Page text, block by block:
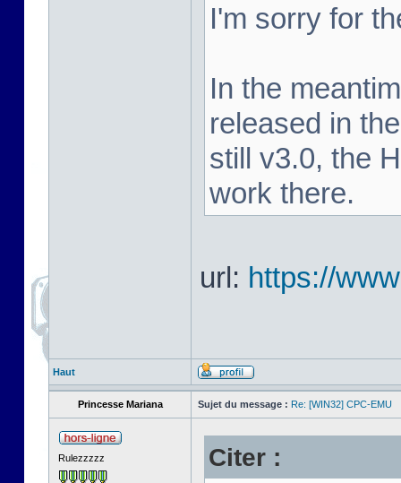
I'm sorry for
In the
released in
still v3.0, the
work there.
url: https://
Haut
Princesse Mariana Sujet du message : Re: [WIN32] CPC-EMU
Rulezzzzz Citer :